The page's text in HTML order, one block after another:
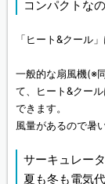
コンパクトな
「ヒート&クール
一般的な扇風機(※
て、ヒート&クー
できます。
風量があるので暑
サーキュレー
夏も冬も電気